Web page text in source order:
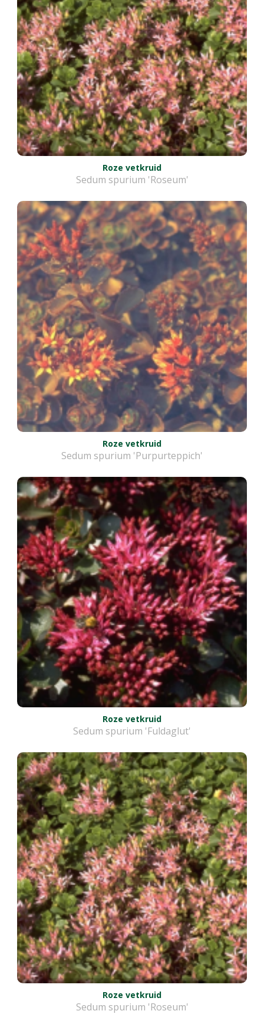
Roze vetkruid
Sedum spurium 'Roseum'
Roze vetkruid
Sedum spurium 'Purpurteppich'
Roze vetkruid
Sedum spurium 'Fuldaglut'
Roze vetkruid
Sedum spurium 'Roseum'